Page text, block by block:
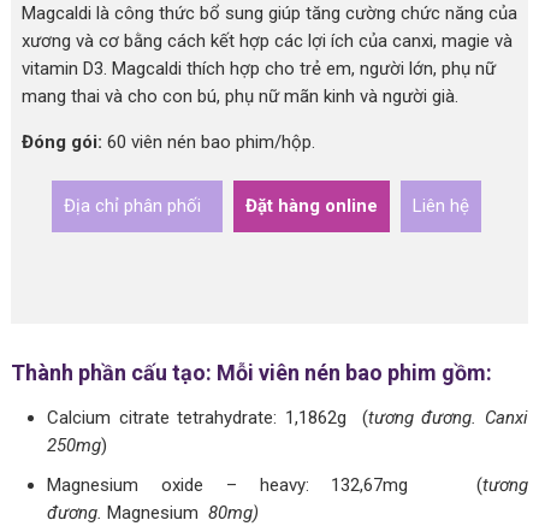
Magcaldi là công thức bổ sung giúp tăng cường chức năng của
xương và cơ bằng cách kết hợp các lợi ích của canxi, magie và
vitamin D3. Magcaldi thích hợp cho trẻ em, người lớn, phụ nữ
mang thai và cho con bú, phụ nữ mãn kinh và người già.
Đóng gói: 60 viên nén bao phim/hộp.
Địa chỉ phân phối Đặt hàng online Liên hệ
Thành phần cấu tạo: Mỗi viên nén bao phim gồm:
Calcium citrate tetrahydrate: 1,1862g (tương đương. Canxi
250mg)
Magnesium oxide – heavy: 132,67mg (tương
đương. Magnesium 80mg)